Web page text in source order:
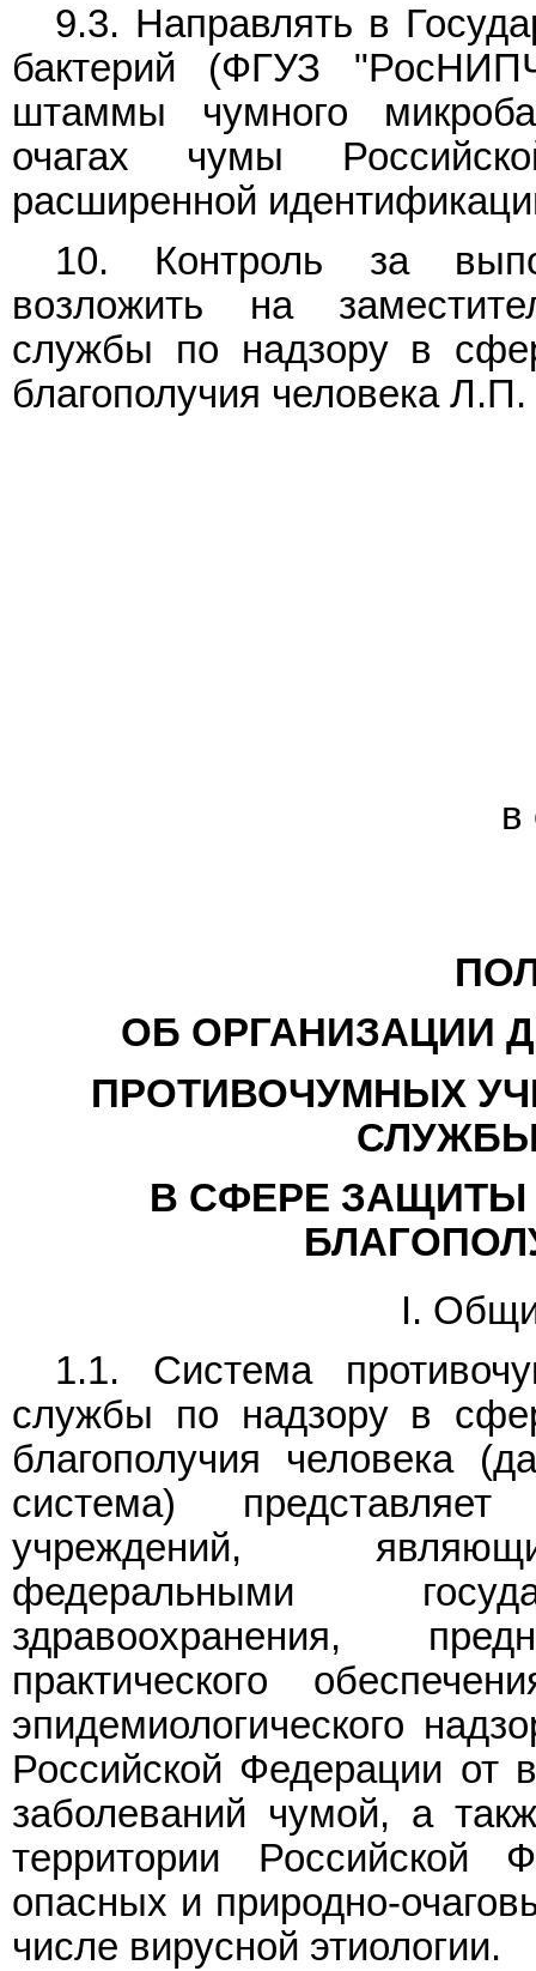
9.3. Направлять в
бактерий (ФГУЗ
штаммы чумного
очагах чумы
расширенной
10. Контроль за
возложить на
службы по надзору в
благополучия человека Л.П.
в
ОБ ОРГАНИЗАЦИИ
ПРОТИВОЧУМНЫХ
В СФЕРЕ ЗАЩИТЫ
I.
1.1. Система
службы по надзору в
благополучия человека
система)
учреждений,
федеральными
здравоохранения,
практического
эпидемиологического
Российской Федерации от
заболеваний чумой, а
территории Российской
опасных и природно-
числе вирусной этиологии.